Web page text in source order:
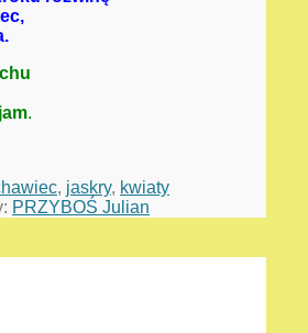
.
, jaskry, kwiaty
PRZYBOŚ Julian